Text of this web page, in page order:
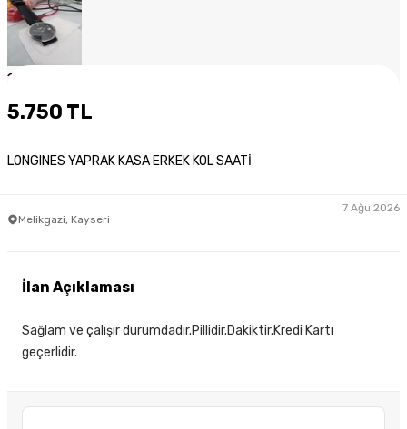
1
5.750 TL
LONGINES YAPRAK KASA ERKEK KOL SAATİ
Melikgazi, Kayseri
7 Ağu 2026
İlan Açıklaması
Sağlam ve çalışır durumdadır.Pillidir.Dakiktir.Kredi Kartı
geçerlidir.